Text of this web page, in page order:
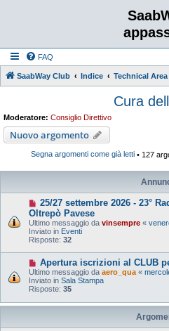
FAQ
SaabWay Club Indice Technical Area
Cura
Moderatore: Consiglio Direttivo
Nuovo argomento
Segna argomenti come già letti • 127
25/27 settembre 2026 - 23°
Oltrepò Pavese
Ultimo messaggio da vinsempre «
Inviato in Eventi
Risposte: 32
Apertura iscrizioni al CLUB
Ultimo messaggio da aero_qua «
Inviato in Sala Stampa
Risposte: 35